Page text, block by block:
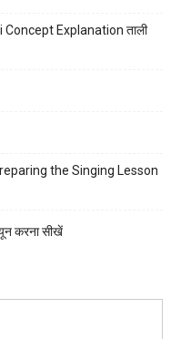
Explanation ताली
the Singing Lesson
करना सीखें